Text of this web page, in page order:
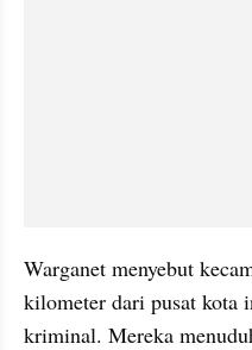
Warganet menyebut
kilometer dari pusat kota
kriminal. Mereka